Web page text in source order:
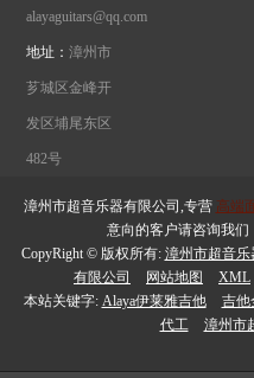
alayaguitars@qq.com
地址：漳州市
芗城区金峰开
发区埔尾东区
482号
漳州市超音乐器有限公司,专营 高端
意向的客户请咨询我们
CopyRight © 版权所有: 漳州市超音乐
有限公司
网站地图 XML
本站关键字: Alaya伊莱雅吉他 吉他
代工
漳州市